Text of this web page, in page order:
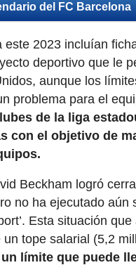
del FC Barcelona
este 2023 incluían
deportivo que le
aunque los
problema para el
de la liga
con el objetivo de
Beckham logró
no ha ejecutado aún
Esta situación
tope salarial (5,2
límite que puede